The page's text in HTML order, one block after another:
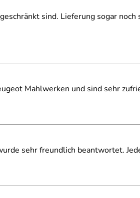
sind. Lieferung sogar
Mahlwerken und sind sehr
sehr freundlich beantwortet.